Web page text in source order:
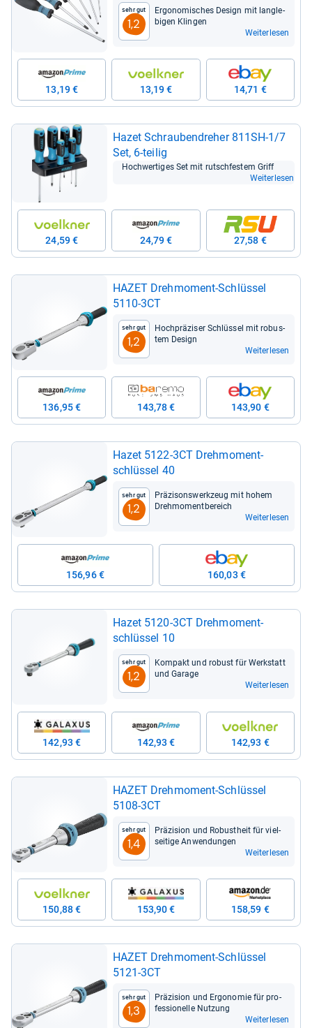
Sehr gut
1,2
Ergo­no­mi­sches Design mit lang­le­
bi­gen Klin­gen
Weiterlesen
13,19 € 13,19 € 14,71 €
Hazet Schrau­ben­dre­her 811SH-​1/7
Set, 6-​tei­lig
Hoch­wer­ti­ges Set mit rutsch­fes­tem Griff
Weiterlesen
24,59 € 24,79 € 27,58 €
HAZET Dreh­mo­ment-​Schlüs­sel
5110-​3CT
Sehr gut
1,2
Hoch­prä­zi­ser Schlüs­sel mit robus­
tem Design
Weiterlesen
136,95 € 143,78 € 143,90 €
Hazet 5122-​3CT Dreh­mo­ment­
schlüs­sel 40
Sehr gut
1,2
Prä­zi­sons­werk­zeug mit hohem
Dreh­mo­ment­be­reich
Weiterlesen
156,96 € 160,03 €
Hazet 5120-​3CT Dreh­mo­ment­
schlüs­sel 10
Sehr gut
1,2
Kom­pakt und robust für Werk­statt
und Garage
Weiterlesen
142,93 € 142,93 € 142,93 €
HAZET Dreh­mo­ment-​Schlüs­sel
5108-​3CT
Sehr gut
1,4
Prä­zi­sion und Robust­heit für viel­
sei­tige Anwen­dun­gen
Weiterlesen
150,88 € 153,90 € 158,59 €
HAZET Dreh­mo­ment-​Schlüs­sel
5121-​3CT
Sehr gut
1,3
Prä­zi­sion und Ergo­no­mie für pro­
fes­sio­nelle Nut­zung
Weiterlesen